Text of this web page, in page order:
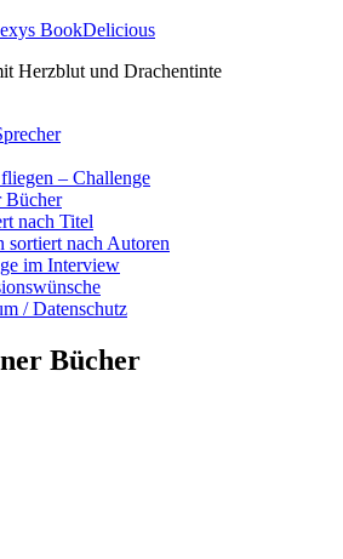
BookDelicious
Herzblut und Drachentinte
– Challenge
Bücher
nach Titel
sortiert nach Autoren
im Interview
/ Datenschutz
Bücher